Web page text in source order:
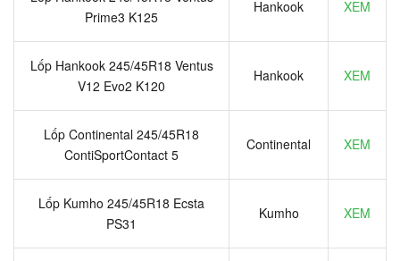
Prime3 K125
Hankook XEM
Lốp Hankook 245/45R18 Ventus
V12 Evo2 K120
Hankook XEM
Lốp Continental 245/45R18
ContiSportContact 5
Continental XEM
Lốp Kumho 245/45R18 Ecsta
PS31
Kumho XEM